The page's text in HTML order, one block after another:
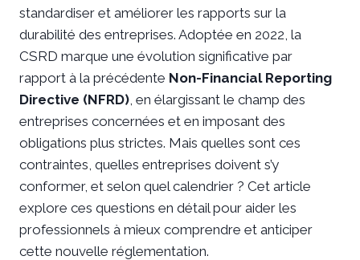
standardiser et améliorer les rapports sur la
durabilité des entreprises. Adoptée en 2022, la
CSRD marque une évolution significative par
rapport à la précédente Non-Financial Reporting
Directive (NFRD), en élargissant le champ des
entreprises concernées et en imposant des
obligations plus strictes. Mais quelles sont ces
contraintes, quelles entreprises doivent s’y
conformer, et selon quel calendrier ? Cet article
explore ces questions en détail pour aider les
professionnels à mieux comprendre et anticiper
cette nouvelle réglementation.